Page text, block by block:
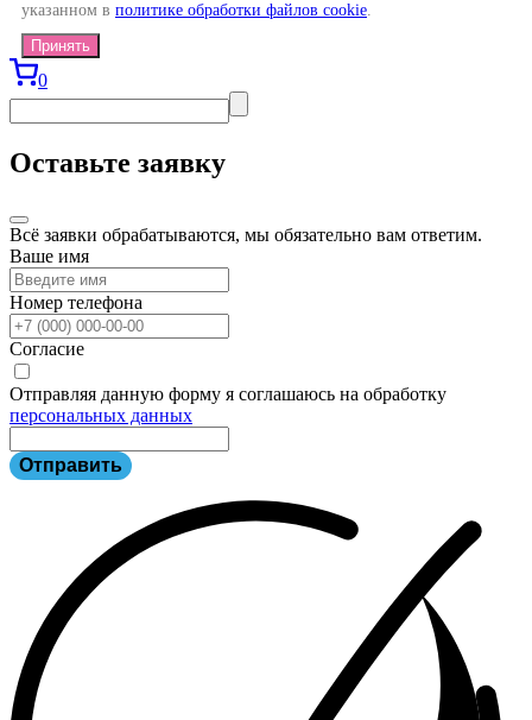
указанном в политике обработки файлов cookie.
Принять
0
Оставьте заявку
Всё заявки обрабатываются, мы обязательно вам ответим.
Ваше имя
Номер телефона
Согласие
Отправляя данную форму я соглашаюсь на обработку
персональных данных
Отправить